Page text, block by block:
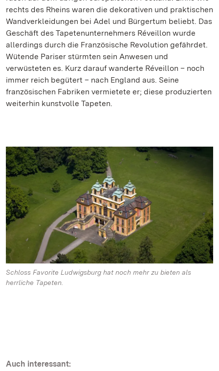
rechts des Rheins waren die dekorativen und praktischen
Wandverkleidungen bei Adel und Bürgertum beliebt. Das
Geschäft des Tapetenunternehmers Réveillon wurde
allerdings durch die Französische Revolution gefährdet.
Wütende Pariser stürmten sein Anwesen und
verwüsteten es. Kurz darauf wanderte Réveillon – noch
immer reich begütert – nach England aus. Seine
französischen Fabriken vermietete er; diese produzierten
weiterhin kunstvolle Tapeten.
Schloss Favorite Ludwigsburg hat noch mehr zu bieten als
herrliche Tapeten.
Auch interessant: